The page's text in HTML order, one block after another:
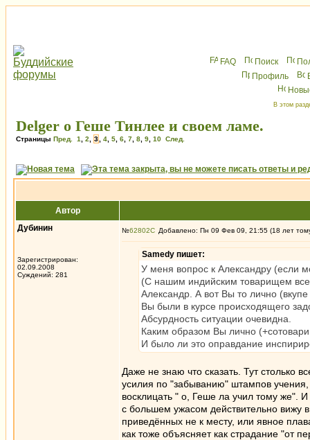
FAQ Поиск
Профиль
В этом
Delger о Геше Тинлее и своем ламе.
Страницы Пред. 1 2 3 4 5 6 7 8 9 10 След.
Автор
Дубинин
Зарегистрирован:
02.09.2008
Суждений: 281
№62802 Добавлено: Пн 09 Фев 09, 21:55 (18 лет
Samedy пишет:
У меня вопрос к Александру (если
(С нашим индийским товарищем все
Александр. А вот Вы то лично
Вы были в курсе происходящего
Абсурдность ситуации очевидна.
Каким образом Вы лично
И было ли это оправдание
Даже не знаю что сказать. Тут столько
усилия по "забыванию" штампов учения,
восклицать " о, Геше ла учил тому же".
с большем ужасом действительно вижу
приведённых не к месту, или явное
как тоже объясняет как страдание